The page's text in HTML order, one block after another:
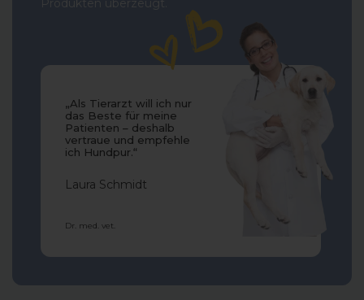
Produkten überzeugt.
„Als Tierarzt will ich nur
das Beste für meine
Patienten – deshalb
vertraue und empfehle
ich Hundpur.“
Laura Schmidt
Dr. med. vet.